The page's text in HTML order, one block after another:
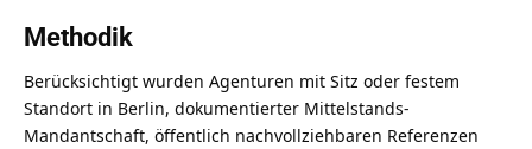
Methodik
Berücksichtigt wurden Agenturen mit Sitz oder festem
Standort in Berlin, dokumentierter Mittelstands-
Mandantschaft, öffentlich nachvollziehbaren Referenzen